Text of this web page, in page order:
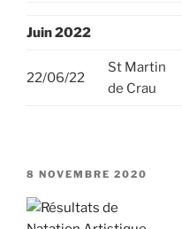
Juin2022
22/06/22
St Martin
de Crau
PUBLIÉ
8 NOVEMBRE 2020